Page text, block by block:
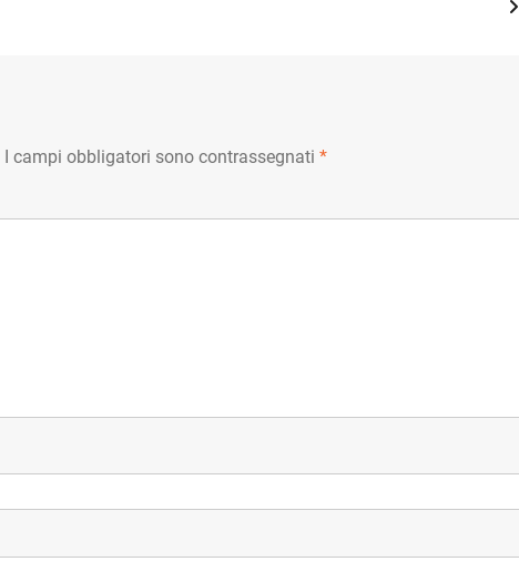
I campi obbligatori sono contrassegnati *